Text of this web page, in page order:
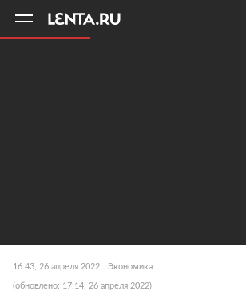
16:43, 26 апреля 2022 Экономика
(обновлено: 17:14, 26 апреля 2022)